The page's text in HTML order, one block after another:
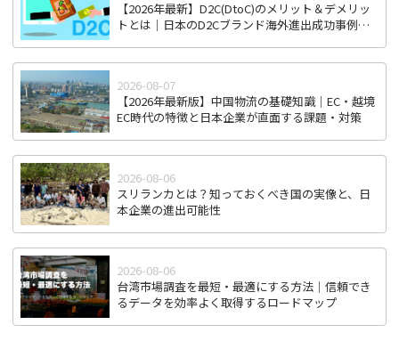
【2026年最新】D2C(DtoC)のメリット＆デメリッ
トとは｜日本のD2Cブランド海外進出成功事例と
2026-08-07
【2026年最新版】中国物流の基礎知識｜EC・越境
EC時代の特徴と日本企業が直面する課題・対策
2026-08-06
スリランカとは？知っておくべき国の実像と、日
本企業の進出可能性
2026-08-06
台湾市場調査を最短・最適にする方法｜信頼でき
るデータを効率よく取得するロードマップ